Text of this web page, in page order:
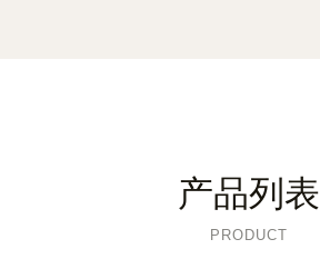
产品列表
PRODUCT